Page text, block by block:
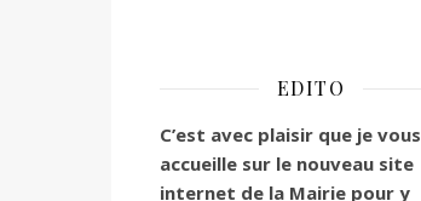
EDITO
C’est avec plaisir que je vous
accueille sur le nouveau site
internet de la Mairie pour y